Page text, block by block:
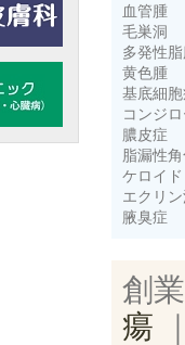
血管腫
毛巣洞
多発性
黄色腫
基底細
コンジ
膿皮症
脂漏性
ケロイド
エクリ
腋臭症
創
瘍